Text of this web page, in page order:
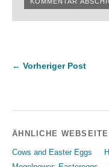
← Vorheriger Post
ÄHNLICHE
Cows and Easter Eggs